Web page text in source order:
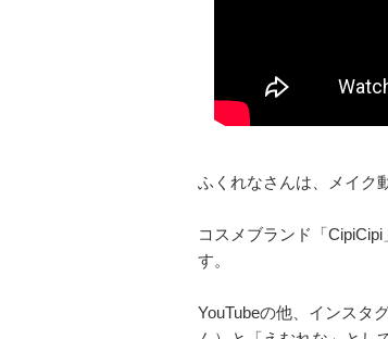
ふくれなさんは、メイク
コスメブランド「
す。
YouTubeの他、インスタ